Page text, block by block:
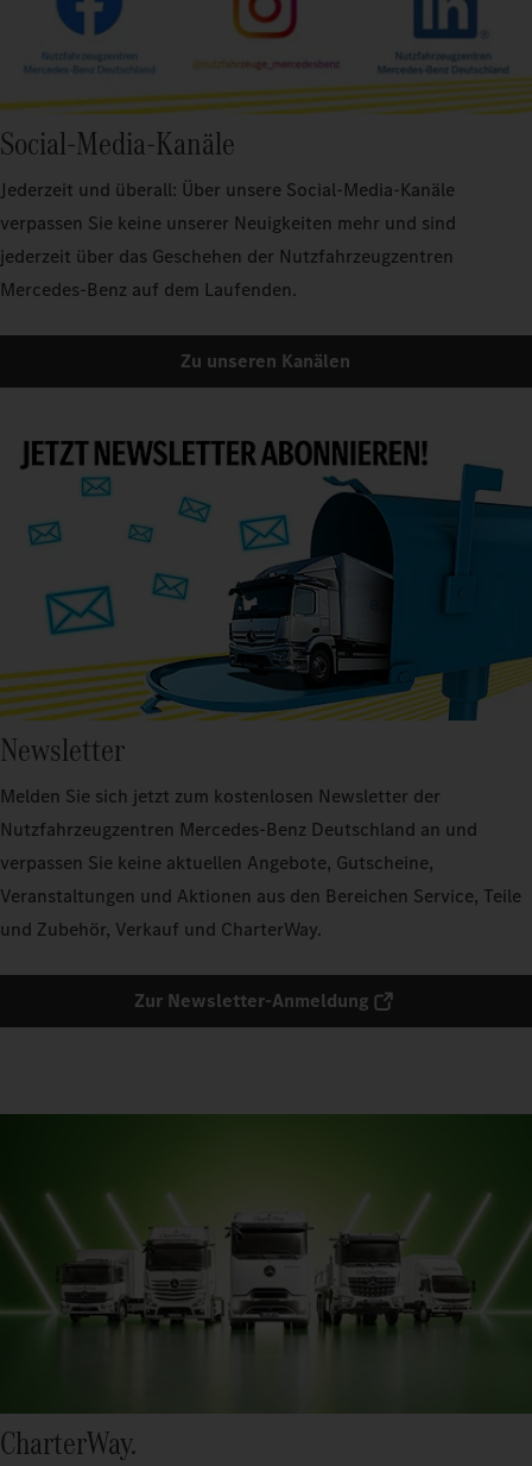
Social-Media-Kanäle
Jederzeit und überall: Über unsere Social-Media-Kanäle
verpassen Sie keine unserer Neuigkeiten mehr und sind
jederzeit über das Geschehen der Nutzfahrzeugzentren
Mercedes-Benz auf dem Laufenden.
Zu unseren Kanälen
Newsletter
Melden Sie sich jetzt zum kostenlosen Newsletter der
Nutzfahrzeugzentren Mercedes-Benz Deutschland an und
verpassen Sie keine aktuellen Angebote, Gutscheine,
Veranstaltungen und Aktionen aus den Bereichen Service, Teile
und Zubehör, Verkauf und CharterWay.
Zur Newsletter-Anmeldung
CharterWay.